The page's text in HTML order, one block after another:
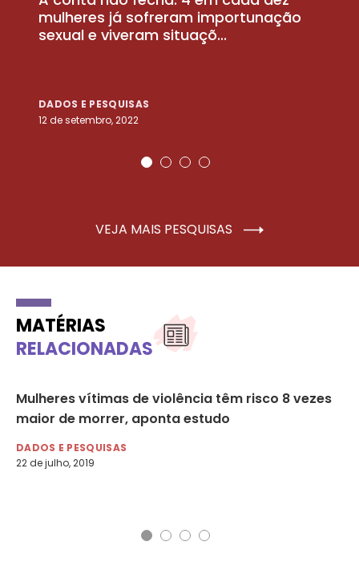
mulheres já sofreram importunação
sexual e viveram situaçõ...
DADOS E PESQUISAS
12 de setembro, 2022
VEJA MAIS PESQUISAS
MATÉRIAS
RELACIONADAS
Mulheres vítimas de violência têm risco 8 vezes
maior de morrer, aponta estudo
DADOS E PESQUISAS
22 de julho, 2019